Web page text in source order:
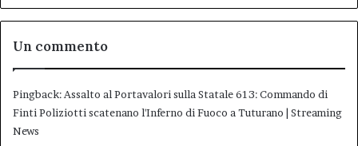
Un commento
Pingback: Assalto al Portavalori sulla Statale 613: Commando di
Finti Poliziotti scatenano l'Inferno di Fuoco a Tuturano | Streaming
News